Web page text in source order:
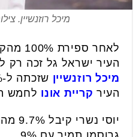
מיכל רוזנשיין.
לאחר
העיר ישראל גל זכה רק ל37.9% תמיכה, לעומת
מיכל רוזנשיין
העיר קריית אונו לחמש
יוסי